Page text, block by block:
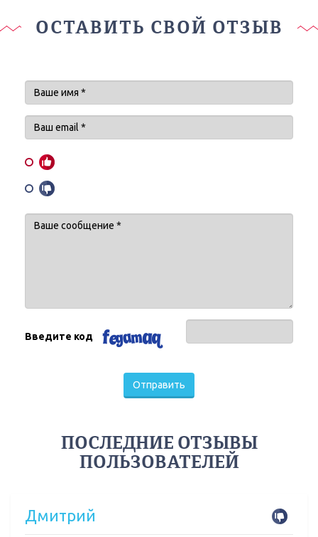
ОСТАВИТЬ СВОЙ ОТЗЫВ
Введите код
Отправить
ПОСЛЕДНИЕ ОТЗЫВЫ
ПОЛЬЗОВАТЕЛЕЙ
Дмитрий